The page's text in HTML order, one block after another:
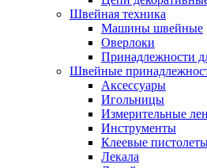
Швейная техника
Машины швейные
Оверлоки
Принадлежности
Швейные
Аксессуары
Игольницы
Измерительные
Инструменты
Клеевые
Лекала